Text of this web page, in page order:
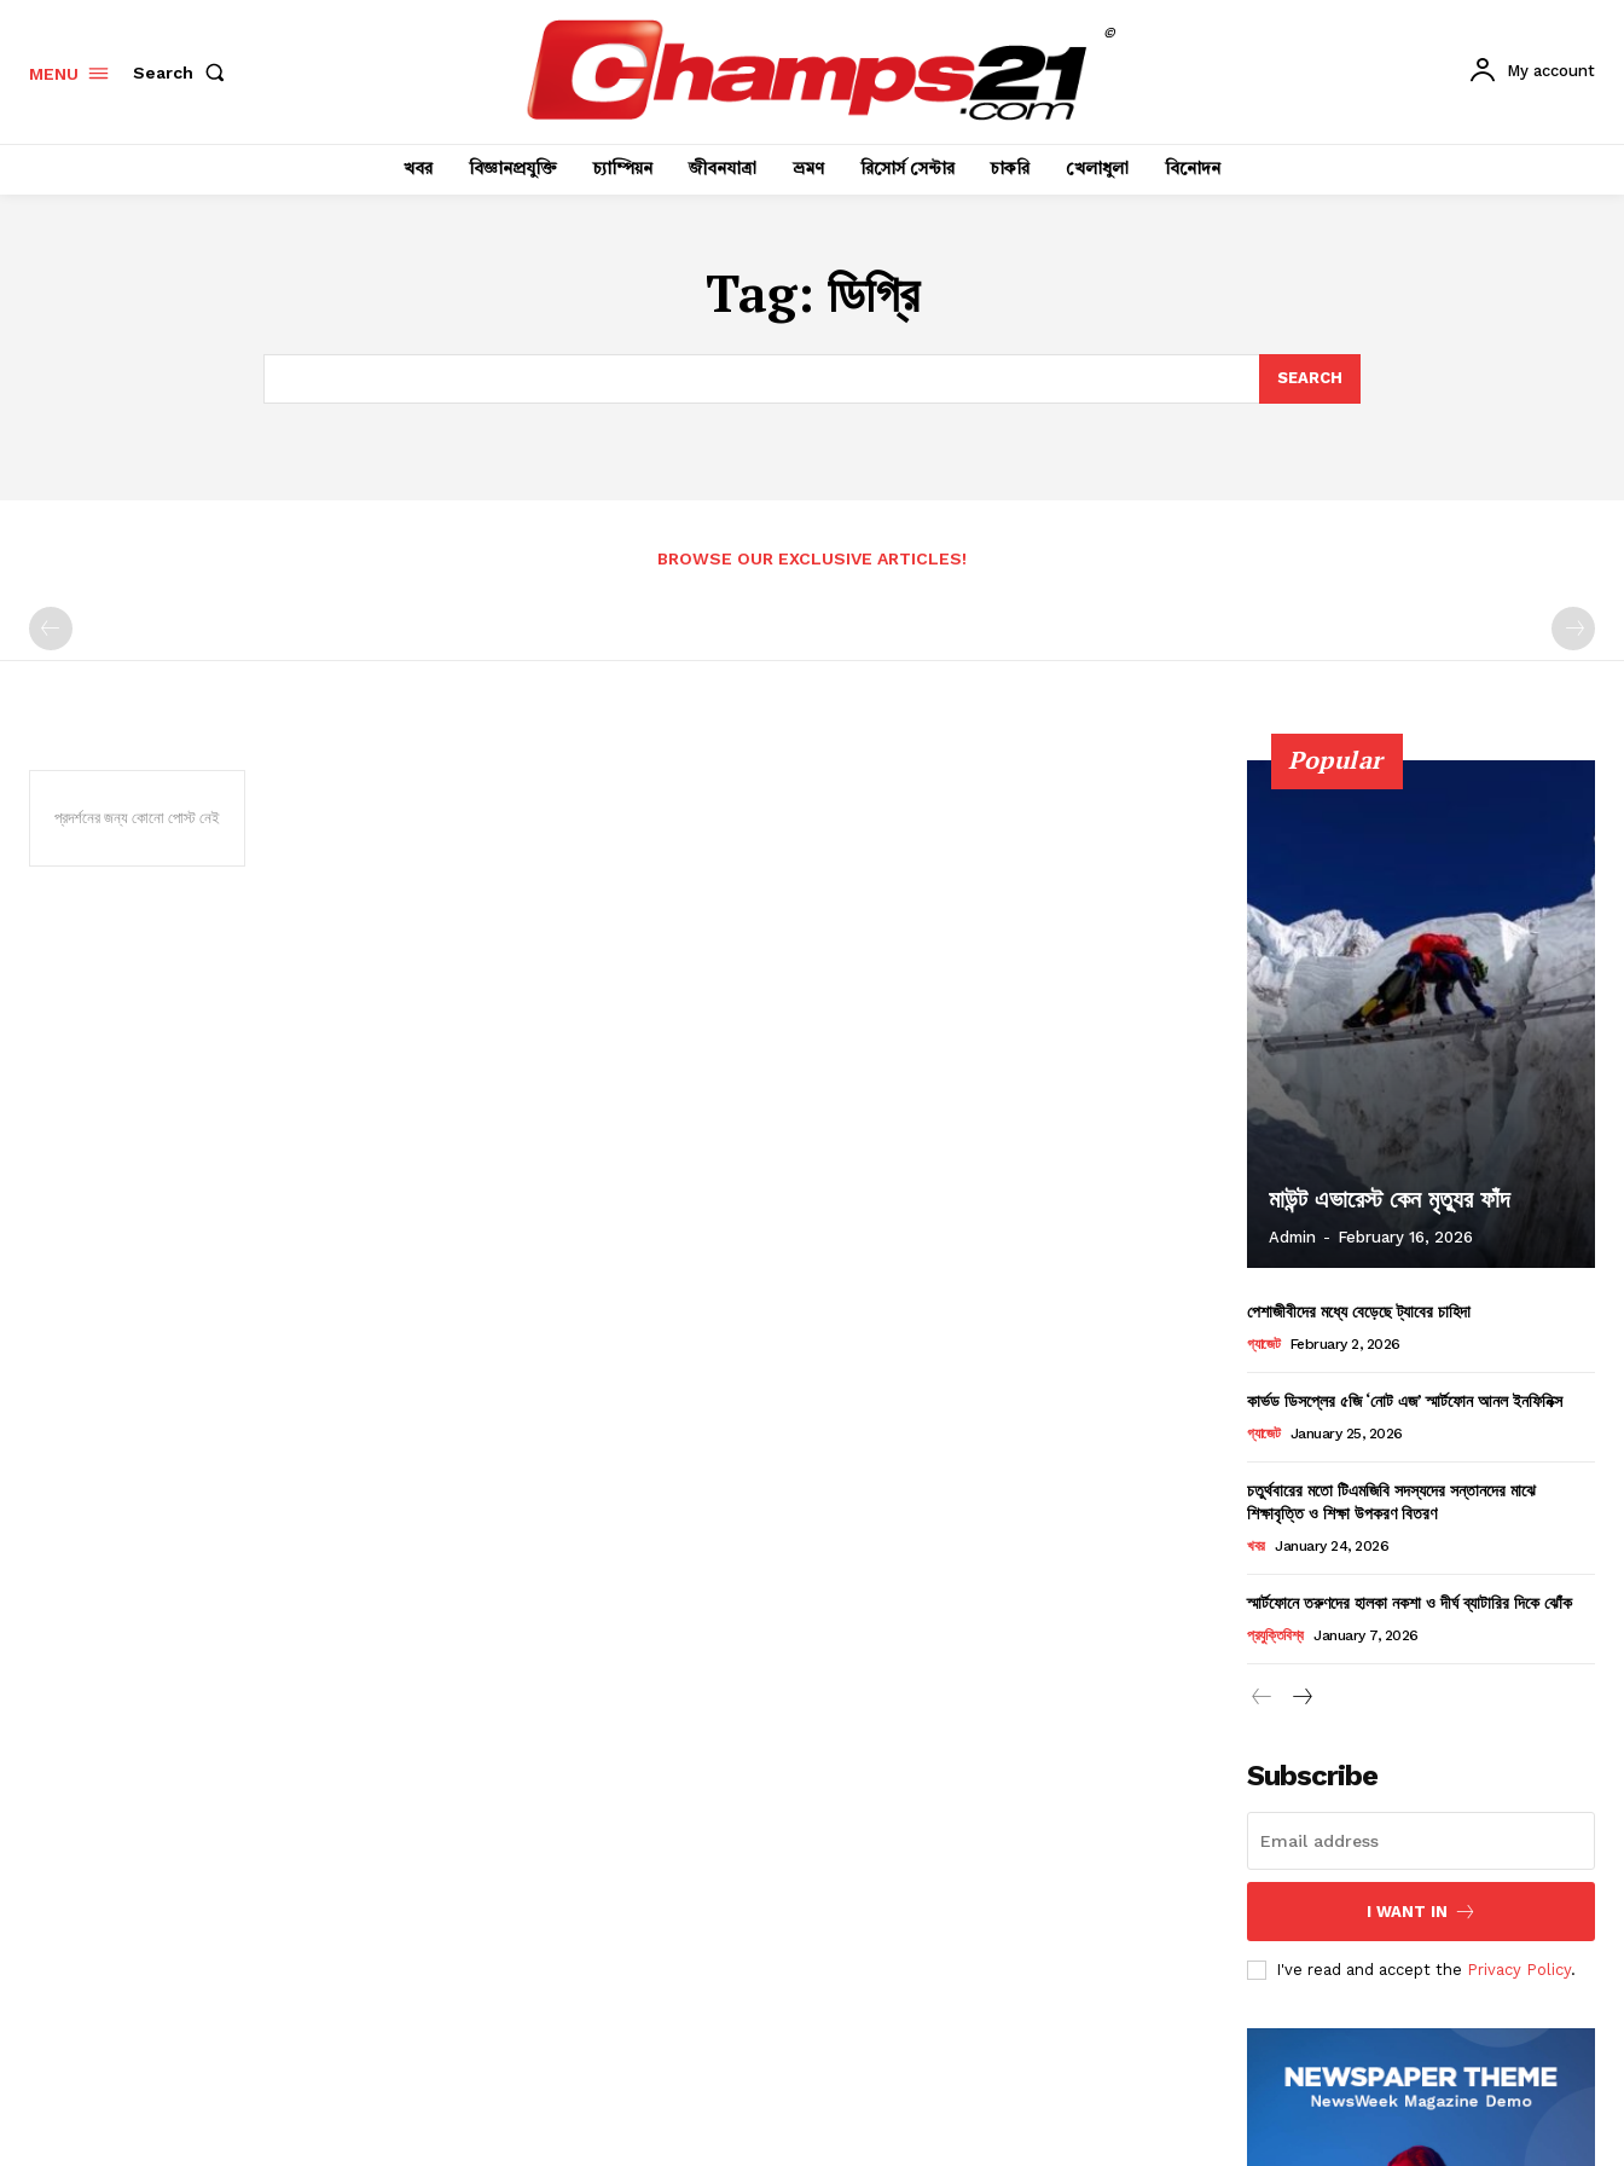
MENU Search
©
My account
খবর বিজ্ঞানপ্রযুক্তি চ্যাম্পিয়ন জীবনযাত্রা ভ্রমণ রিসোর্স সেন্টার চাকরি খেলাধুলা বিনোদন
Tag: ডিগ্রি
SEARCH
BROWSE OUR EXCLUSIVE ARTICLES!
প্রদর্শনের জন্য কোনো পোস্ট নেই
Popular
মাউন্ট এভারেস্ট কেন মৃত্যুর ফাঁদ
Admin - February 16, 2026
পেশাজীবীদের মধ্যে বেড়েছে ট্যাবের চাহিদা
গ্যাজেট February 2, 2026
কার্ভড ডিসপ্লের ৫জি ‘নোট এজ’ স্মার্টফোন আনল ইনফিনিক্স
গ্যাজেট January 25, 2026
চতুর্থবারের মতো টিএমজিবি সদস্যদের সন্তানদের মাঝে
শিক্ষাবৃত্তি ও শিক্ষা উপকরণ বিতরণ
খবর January 24, 2026
স্মার্টফোনে তরুণদের হালকা নকশা ও দীর্ঘ ব্যাটারির দিকে ঝোঁক
প্রযুক্তিবিশ্ব January 7, 2026
Subscribe
I WANT IN
I've read and accept the Privacy Policy.